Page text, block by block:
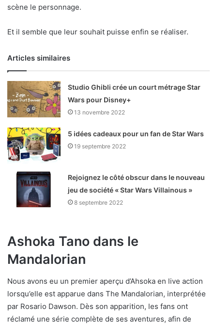
scène le personnage.
Et il semble que leur souhait puisse enfin se réaliser.
Articles similaires
Studio Ghibli crée un court métrage Star
Wars pour Disney+
13 novembre 2022
5 idées cadeaux pour un fan de Star Wars
19 septembre 2022
Rejoignez le côté obscur dans le nouveau
jeu de société « Star Wars Villainous »
8 septembre 2022
Ashoka Tano dans le
Mandalorian
Nous avons eu un premier aperçu d’Ahsoka en live action
lorsqu’elle est apparue dans The Mandalorian, interprétée
par Rosario Dawson. Dès son apparition, les fans ont
réclamé une série complète de ses aventures, afin de